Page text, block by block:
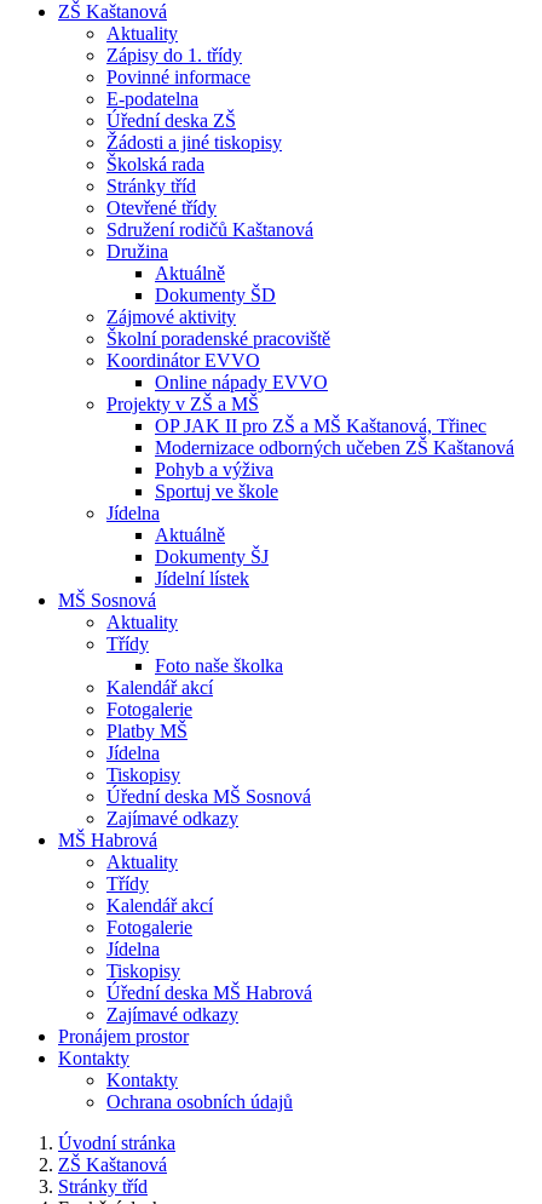
ZŠ Kaštanová
Aktuality
Zápisy do 1. třídy
Povinné informace
E-podatelna
Úřední deska ZŠ
Žádosti a jiné tiskopisy
Školská rada
Stránky tříd
Otevřené třídy
Sdružení rodičů Kaštanová
Družina
Aktuálně
Dokumenty ŠD
Zájmové aktivity
Školní poradenské pracoviště
Koordinátor EVVO
Online nápady EVVO
Projekty v ZŠ a MŠ
OP JAK II pro ZŠ a MŠ Kaštanová, Třinec
Modernizace odborných učeben ZŠ Kaštanová
Pohyb a výživa
Sportuj ve škole
Jídelna
Aktuálně
Dokumenty ŠJ
Jídelní lístek
MŠ Sosnová
Aktuality
Třídy
Foto naše školka
Kalendář akcí
Fotogalerie
Platby MŠ
Jídelna
Tiskopisy
Úřední deska MŠ Sosnová
Zajímavé odkazy
MŠ Habrová
Aktuality
Třídy
Kalendář akcí
Fotogalerie
Jídelna
Tiskopisy
Úřední deska MŠ Habrová
Zajímavé odkazy
Pronájem prostor
Kontakty
Kontakty
Ochrana osobních údajů
Úvodní stránka
ZŠ Kaštanová
Stránky tříd